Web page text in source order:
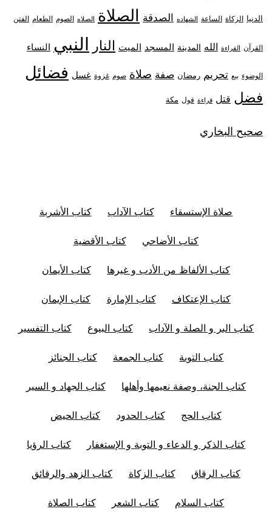
الدنيا الزكاة الساعة الشهاده الصدقة الصلاة الصلاه الصوم الطعام الفتن
القرآن القراءة الله المدينة المسجد الميت النار النبي النساء
الوضوء بيع تحريم رمضان صفة صلاة صوم غزوة غسل فضائل
فضل قتل قراءة قول مكة
صحيح البخاري
صلاة الإستسقاء كتاب الآداب كتاب الأشربة
كتاب الأضاحي كتاب الأقضية
كتاب الألفاظ من الأدب و غيرها كتاب الأيمان
كتاب الإعتكاف كتاب الإمارة كتاب الإيمان
كتاب البر و الصلة و الآداب كتاب البيوع كتاب التفسير
كتاب التوبة كتاب الجمعة كتاب الجنائز
كتاب الجنة، وصفة نعيمها وأهلها كتاب الجهاد و السير
كتاب الحج كتاب الحدود كتاب الحيض
كتاب الذكر و الدعاء و التوبة و الإستغفار كتاب الرؤيا
كتاب الرقاق كتاب الزكاة كتاب الزهد والرقائق
كتاب السلام كتاب الشعر كتاب الصلاة